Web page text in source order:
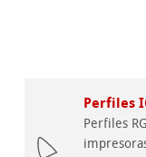
Perfiles
Perfiles